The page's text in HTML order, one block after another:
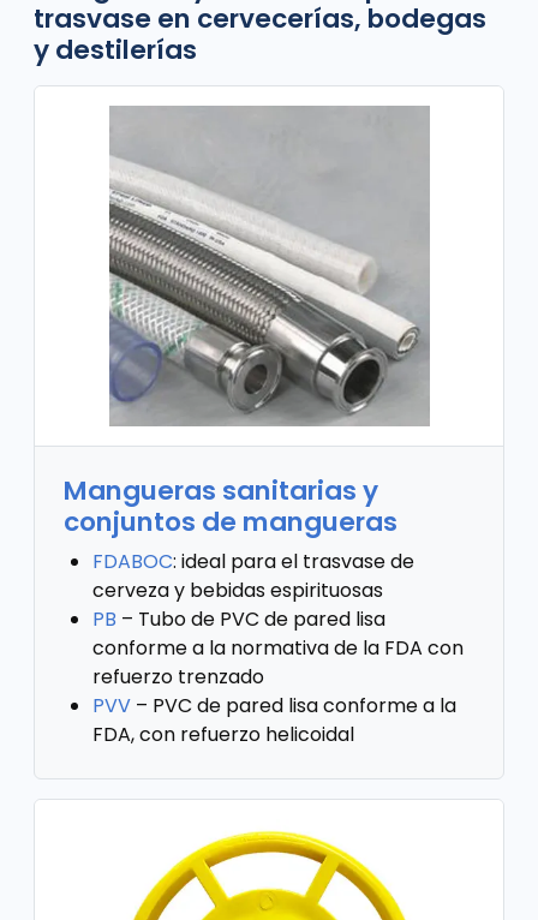
trasvase en cervecerías, bodegas
y destilerías
Mangueras sanitarias y
conjuntos de mangueras
FDABOC: ideal para el trasvase de
cerveza y bebidas espirituosas
PB – Tubo de PVC de pared lisa
conforme a la normativa de la FDA con
refuerzo trenzado
PVV – PVC de pared lisa conforme a la
FDA, con refuerzo helicoidal